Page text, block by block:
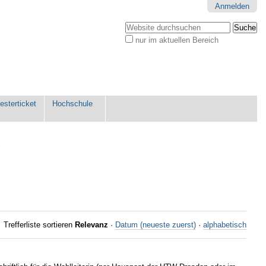
Anmelden
Website durchsuchen
nur im aktuellen Bereich
Hochschule
Trefferliste sortieren Relevanz · Datum (neueste zuerst) · alphabetisch